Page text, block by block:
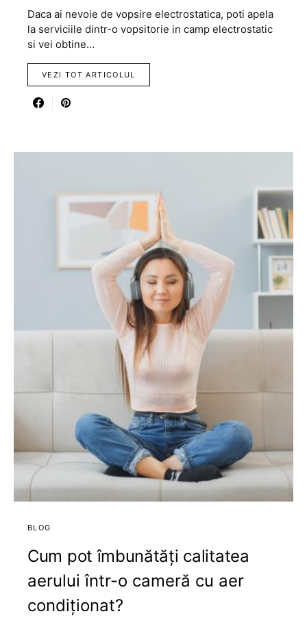
Daca ai nevoie de vopsire electrostatica, poti apela
la serviciile dintr-o vopsitorie in camp electrostatic
si vei obtine…
VEZI TOT ARTICOLUL
BLOG
Cum pot îmbunătăți calitatea
aerului într-o cameră cu aer
condiționat?